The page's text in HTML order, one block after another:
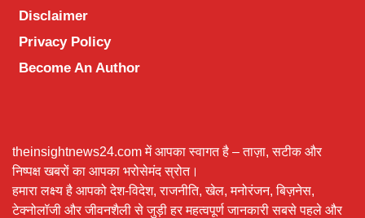
Disclaimer
Privacy Policy
Become An Author
theinsightnews24.com में आपका स्वागत है – ताज़ा, सटीक और
निष्पक्ष खबरों का आपका भरोसेमंद स्रोत।
हमारा लक्ष्य है आपको देश-विदेश, राजनीति, खेल, मनोरंजन, बिज़नेस,
टेक्नोलॉजी और जीवनशैली से जुड़ी हर महत्वपूर्ण जानकारी सबसे पहले और